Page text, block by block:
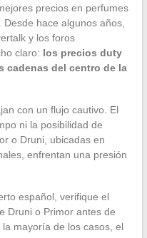
precios en perfumes
hace algunos años,
y los foros
claro: los precios duty
cadenas del centro de la
con un flujo cautivo. El
ni la posibilidad de
o Druni, ubicadas en
enfrentan una presión
español, verifique el
Druni o Primor antes de
mayoría de los casos, el